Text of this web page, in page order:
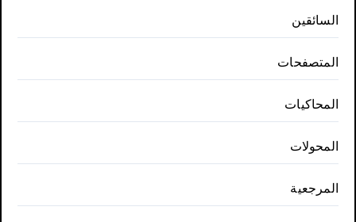
السائقين
المتصفحات
المحاكيات
المحولات
المرجعية